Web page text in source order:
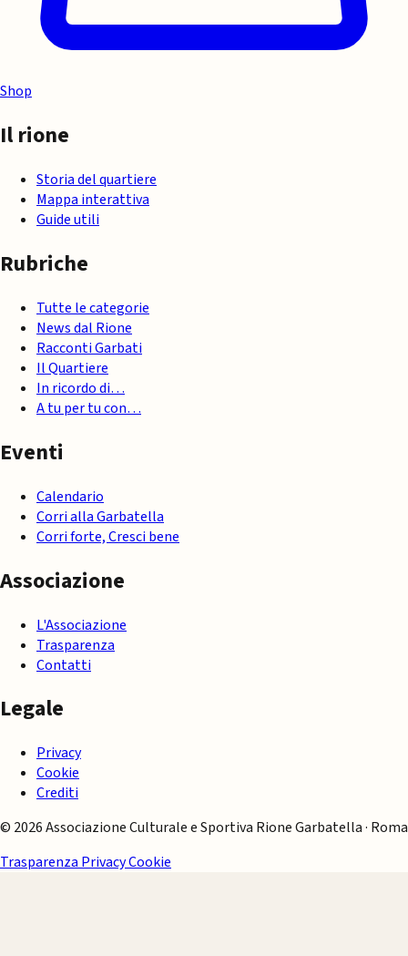
Shop
Il rione
Storia del quartiere
Mappa interattiva
Guide utili
Rubriche
Tutte le categorie
News dal Rione
Racconti Garbati
Il Quartiere
In ricordo di…
A tu per tu con…
Eventi
Calendario
Corri alla Garbatella
Corri forte, Cresci bene
Associazione
L'Associazione
Trasparenza
Contatti
Legale
Privacy
Cookie
Crediti
© 2026 Associazione Culturale e Sportiva Rione Garbatella · Roma
Trasparenza PrivacyCookie